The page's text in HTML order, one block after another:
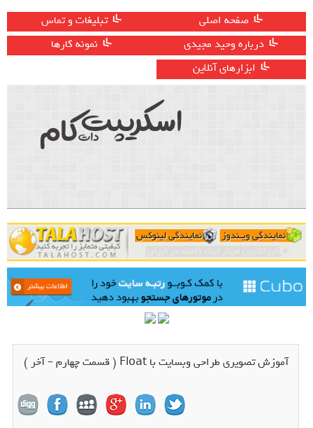
صفحه اصلی
تبلیغات و تماس
درباره وحید مجیدی
نمونه کارها
ابزارهای آنلاین
آموزش تصویری طراحی وبسایت با Float ( قسمت چهارم – آخر )